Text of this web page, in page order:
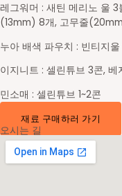
레그워머 : 새틴 메리노 울
(13mm) 8개, 고무줄(
누아 배색 파우치 : 빈티지
이지니트 : 셀린튜브 3콘, 베
민소매 : 셀린튜브 1~2콘
재료 구매하러 가기
오시는 길